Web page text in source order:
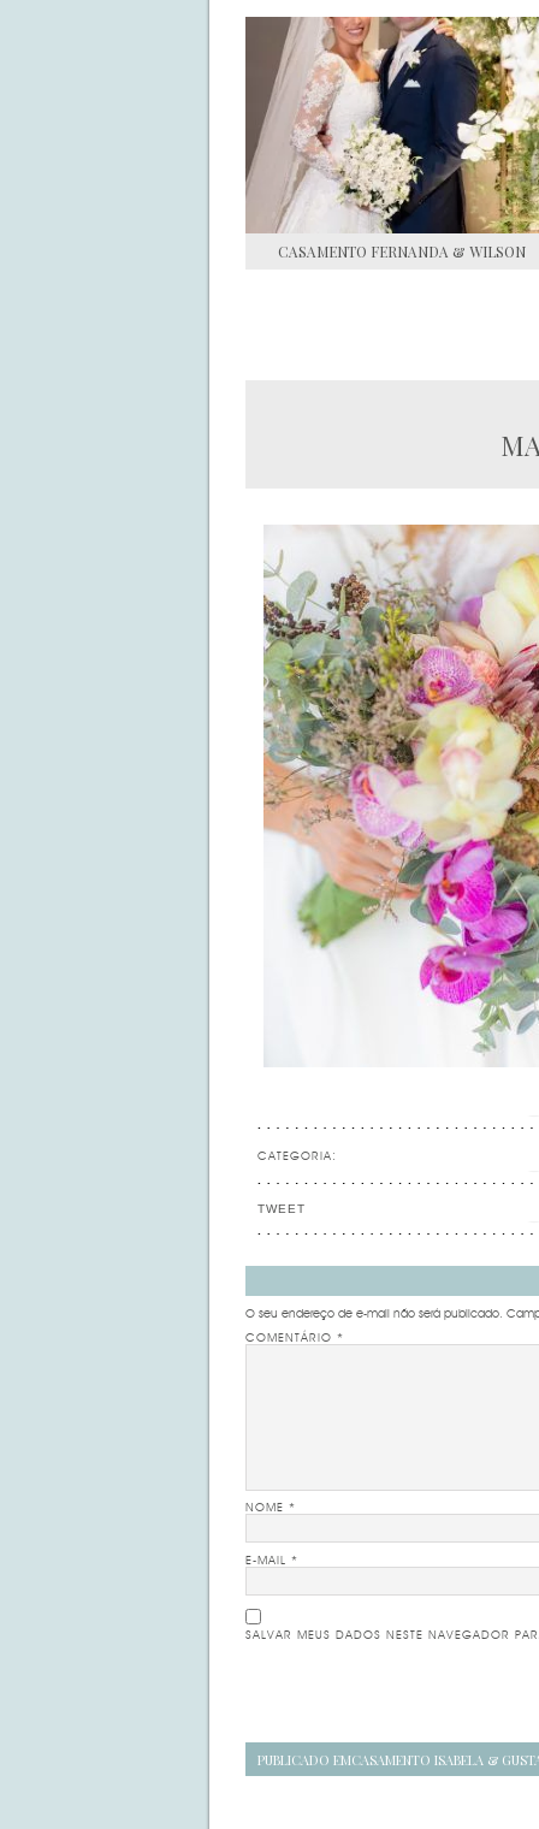
CASAMENTO FERNANDA & WILSON
CATEGORIA:
TWEET
O seu endereço de e-mail não será publicado.
COMENTÁRIO *
NOME *
E-MAIL *
SALVAR MEUS DADOS NESTE NAVEGADOR
Navegação
PUBLICADO EMCASAMENTO ISABELA &